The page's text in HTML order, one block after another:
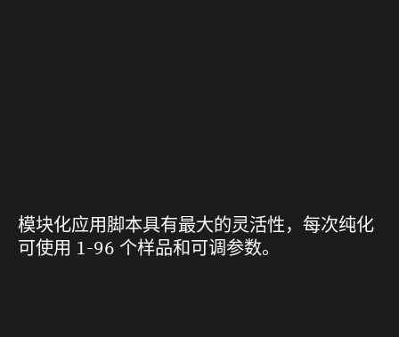
模块化应用脚本具有最大的灵活性，每次纯化
可使用 1-96 个样品和可调参数。